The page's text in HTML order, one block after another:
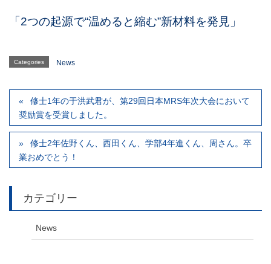
「2つの起源で“温めると縮む”新材料を発見」
Categories News
修士1年の于洪武君が、第29回日本MRS年次大会において
奨励賞を受賞しました。
修士2年佐野くん、西田くん、学部4年進くん、周さん。卒
業おめでとう！
カテゴリー
News